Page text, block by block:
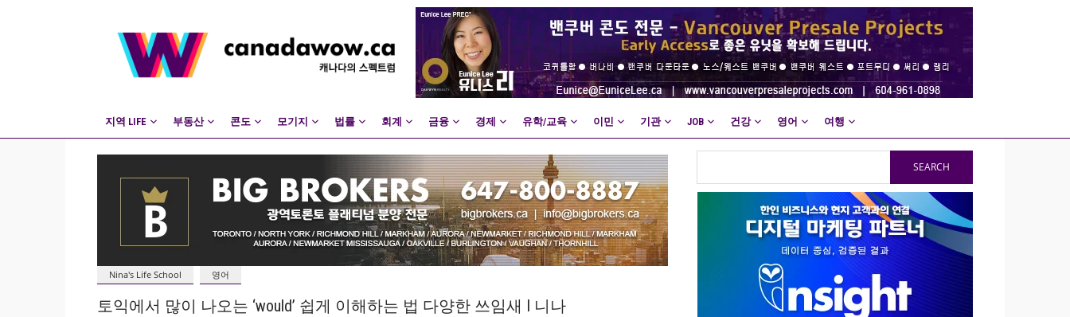
지역 LIFE 부동산 콘도 모기지 법률 회계 금융 경제 유학/교육 이민 기관 JOB 건강 영어 여행
Nina's Life School 영어
토익에서 많이 나오는 ‘would’ 쉽게 이해하는 법 다양한 쓰임새 I 니나